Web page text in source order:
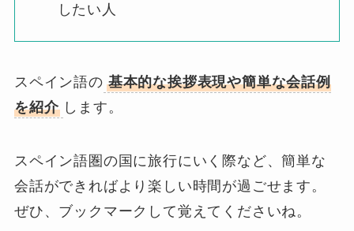
したい人
スペイン語の 基本的な挨拶表現や簡単な会話例
を紹介 します。
スペイン語圏の国に旅行にいく際など、簡単な
会話ができればより楽しい時間が過ごせます。
ぜひ、ブックマークして覚えてくださいね。